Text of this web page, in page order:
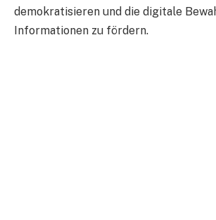
demokratisieren und die digitale
Informationen zu fördern.